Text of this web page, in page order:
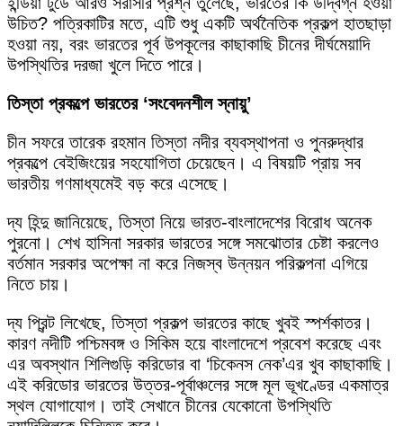
উচিত? পত্রিকাটির মতে, এটি শুধু একটি অর্থনৈতিক প্রকল্প হাতছাড়া
হওয়া নয়, বরং ভারতের পূর্ব উপকূলের কাছাকাছি চীনের দীর্ঘমেয়াদি
উপস্থিতির দরজা খুলে দিতে পারে।
তিস্তা প্রকল্পে ভারতের ‘সংবেদনশীল স্নায়ু’
চীন সফরে তারেক রহমান তিস্তা নদীর ব্যবস্থাপনা ও পুনরুদ্ধার
প্রকল্পে বেইজিংয়ের সহযোগিতা চেয়েছেন। এ বিষয়টি প্রায় সব
ভারতীয় গণমাধ্যমেই বড় করে এসেছে।
দ্য হিন্দু জানিয়েছে, তিস্তা নিয়ে ভারত-বাংলাদেশের বিরোধ অনেক
পুরনো। শেখ হাসিনা সরকার ভারতের সঙ্গে সমঝোতার চেষ্টা করলেও
বর্তমান সরকার অপেক্ষা না করে নিজস্ব উন্নয়ন পরিকল্পনা এগিয়ে
নিতে চায়।
দ্য প্রিন্ট লিখেছে, তিস্তা প্রকল্প ভারতের কাছে খুবই স্পর্শকাতর।
কারণ নদীটি পশ্চিমবঙ্গ ও সিকিম হয়ে বাংলাদেশে প্রবেশ করেছে এবং
এর অবস্থান শিলিগুড়ি করিডোর বা ‘চিকেনস নেক’এর খুব কাছাকাছি।
এই করিডোর ভারতের উত্তর-পূর্বাঞ্চলের সঙ্গে মূল ভূখণ্ডের একমাত্র
স্থল যোগাযোগ। তাই সেখানে চীনের যেকোনো উপস্থিতি